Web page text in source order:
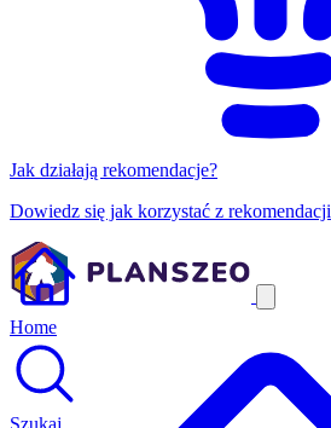
Jak działają rekomendacje?
Dowiedz się jak korzystać z rekomendacji
Home
Szukaj